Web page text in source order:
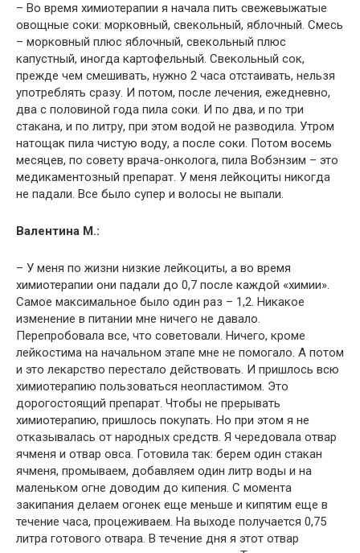
– Во время химиотерапии я начала пить свежевыжатые
овощные соки: морковный, свекольный, яблочный. Смесь
– морковный плюс яблочный, свекольный плюс
капустный, иногда картофельный. Свекольный сок,
прежде чем смешивать, нужно 2 часа отстаивать, нельзя
употреблять сразу. И потом, после лечения, ежедневно,
два с половиной года пила соки. И по два, и по три
стакана, и по литру, при этом водой не разводила. Утром
натощак пила чистую воду, а после соки. Потом восемь
месяцев, по совету врача-онколога, пила Вобэнзим – это
медикаментозный препарат. У меня лейкоциты никогда
не падали. Все было супер и волосы не выпали.
Валентина М.:
– У меня по жизни низкие лейкоциты, а во время
химиотерапии они падали до 0,7 после каждой «химии».
Самое максимальное было один раз – 1,2. Никакое
изменение в питании мне ничего не давало.
Перепробовала все, что советовали. Ничего, кроме
лейкостима на начальном этапе мне не помогало. А потом
и это лекарство перестало действовать. И пришлось всю
химиотерапию пользоваться неопластимом. Это
дорогостоящий препарат. Чтобы не прерывать
химиотерапию, пришлось покупать. Но при этом я не
отказывалась от народных средств. Я чередовала отвар
ячменя и отвар овса. Готовила так: берем один стакан
ячменя, промываем, добавляем один литр воды и на
маленьком огне доводим до кипения. С момента
закипания делаем огонек еще меньше и кипятим еще в
течение часа, процеживаем. На выходе получается 0,75
литра готового отвара. В течение дня я этот отвар